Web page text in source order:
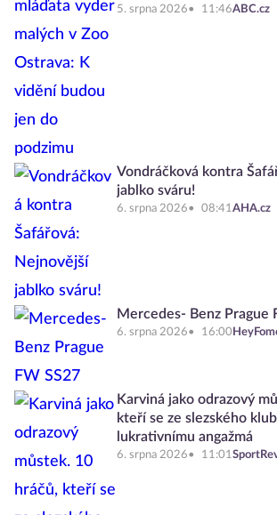
5. srpna 2026 11:46ABC.cz
Vondráčková kontra
jablko sváru!
6. srpna 2026 08:41AHA.cz
Mercedes- Benz Prague
6. srpna 2026 16:00
Karviná jako odrazový
kteří se ze slezského
lukrativnímu angažmá
6. srpna 2026 11:01